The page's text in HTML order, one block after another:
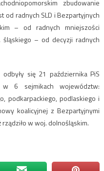
zbudowanie
od radnych SLD i Bezpartyjnych
– od radnych mniejszości
– od decyzji radnych
się 21 października PiS
w 6 sejmikach województw:
podkarpackiego, podlaskiego i
koalicyjnej z Bezpartyjnymi
w woj. dolnośląskim.